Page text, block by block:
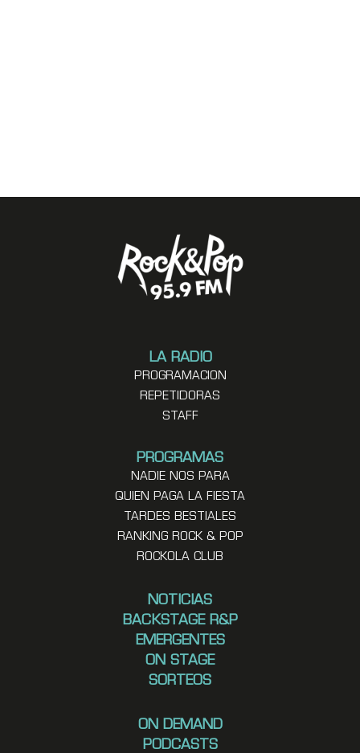
LA RADIO
PROGRAMACION
REPETIDORAS
STAFF
PROGRAMAS
NADIE NOS PARA
QUIEN PAGA LA FIESTA
TARDES BESTIALES
RANKING ROCK & POP
ROCKOLA CLUB
NOTICIAS
BACKSTAGE R&P
EMERGENTES
ON STAGE
SORTEOS
ON DEMAND
PODCASTS